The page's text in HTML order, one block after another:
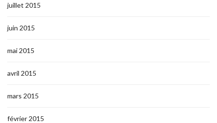
juillet 2015
juin 2015
mai 2015
avril 2015
mars 2015
février 2015